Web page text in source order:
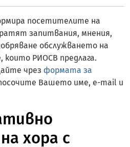
посетителите на
запитвания, мнения,
обслужването на
които РИОСВ предлага.
чрез формата за
Вашето име, e-mail и
хора с